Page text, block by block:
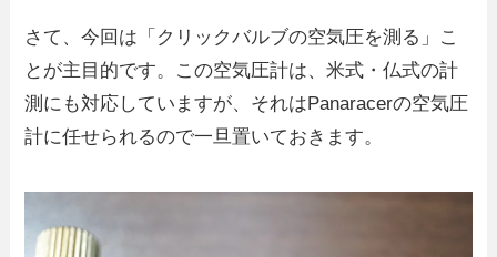
さて、今回は「クリックバルブの空気圧を測る」こ
とが主目的です。この空気圧計は、米式・仏式の計
測にも対応していますが、それはPanaracerの空気圧
計に任せられるので一旦置いておきます。